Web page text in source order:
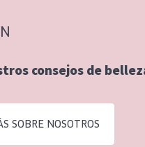
consejos de
SOBRE NOSOTROS